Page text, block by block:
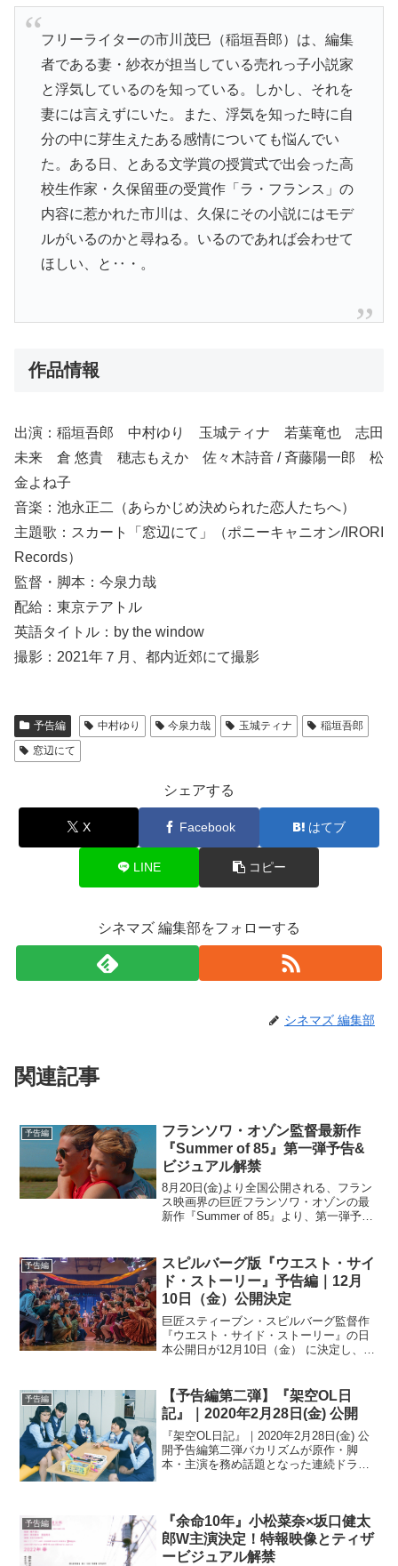
フリーライターの市川茂巳（稲垣吾郎）は、編集
者である妻・紗衣が担当している売れっ子小説家
と浮気しているのを知っている。しかし、それを
妻には言えずにいた。また、浮気を知った時に自
分の中に芽生えたある感情についても悩んでい
た。ある日、とある文学賞の授賞式で出会った高
校生作家・久保留亜の受賞作「ラ・フランス」の
内容に惹かれた市川は、久保にその小説にはモデ
ルがいるのかと尋ねる。いるのであれば会わせて
ほしい、と‥・。
作品情報
出演：稲垣吾郎 中村ゆり 玉城ティナ 若葉竜也 志田
未来 倉 悠貴 穂志もえか 佐々木詩音 / 斉藤陽一郎 松
金よね子
音楽：池永正二（あらかじめ決められた恋人たちへ）
主題歌：スカート「窓辺にて」（ポニーキャニオン/IRORI
Records）
監督・脚本：今泉力哉
配給：東京テアトル
英語タイトル：by the window
撮影：2021年７月、都内近郊にて撮影
予告編 中村ゆり 今泉力哉 玉城ティナ
稲垣吾郎
窓辺にて
シェアする
X Facebook はてブ
LINE コピー
シネマズ 編集部をフォローする
シネマズ 編集部
関連記事
予告編
フランソワ・オゾン監督最新作
『Summer of 85』第一弾予告&
ビジュアル解禁
8月20日(金)より全国公開される、フラン
ス映画界の巨匠フランソワ・オゾンの最
新作『Summer of 85』より、第一弾予告
スは、今日もひとり波に揺られ、あて
も...
予告編
スピルバーグ版『ウエスト・サイ
ド・ストーリー』予告編｜12月
10日（金）公開決定
巨匠スティーブン・スピルバーグ監督作
『ウエスト・サイド・ストーリー』の日
本公開日が12月10日（金） に決定し、名
ニューヨークの街並みから始まる。敵対
するチー...
予告編
【予告編第二弾】『架空OL日
記』｜2020年2月28日(金) 公開
『架空OL日記』｜2020年2月28日(金) 公
開予告編第二弾バカリズムが原作・脚
本・主演を務め話題となった連続ドラマ
めのO...
予告編
『余命10年』小松菜奈×坂口健太
郎W主演決定！特報映像とティザ
ービジュアル解禁